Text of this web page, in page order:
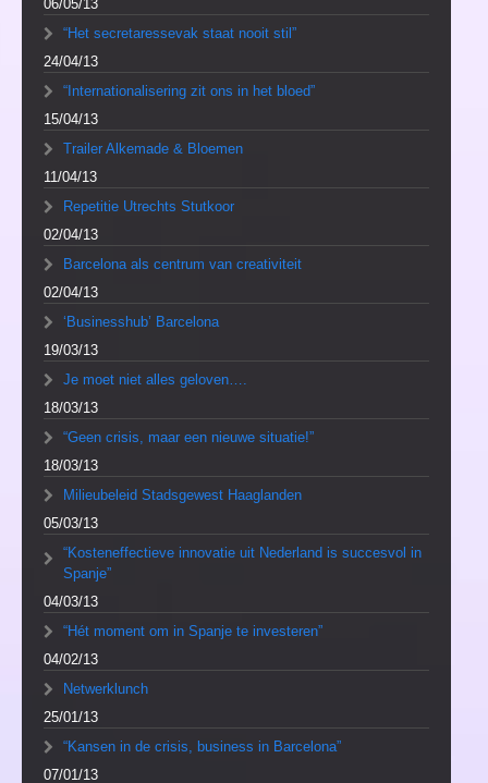
06/05/13
“Het secretaressevak staat nooit stil”
24/04/13
“Internationalisering zit ons in het bloed”
15/04/13
Trailer Alkemade & Bloemen
11/04/13
Repetitie Utrechts Stutkoor
02/04/13
Barcelona als centrum van creativiteit
02/04/13
‘Businesshub’ Barcelona
19/03/13
Je moet niet alles geloven….
18/03/13
“Geen crisis, maar een nieuwe situatie!”
18/03/13
Milieubeleid Stadsgewest Haaglanden
05/03/13
“Kosteneffectieve innovatie uit Nederland is succesvol in
Spanje”
04/03/13
“Hét moment om in Spanje te investeren”
04/02/13
Netwerklunch
25/01/13
“Kansen in de crisis, business in Barcelona”
07/01/13